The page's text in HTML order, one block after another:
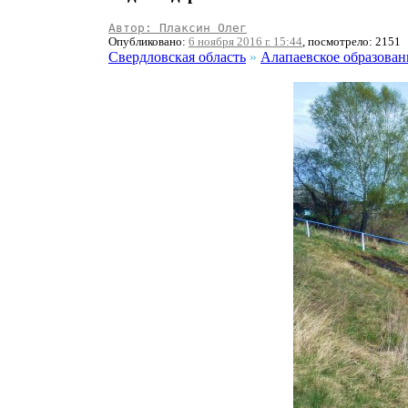
Автор: Плаксин Олег
Опубликовано: 6 ноября 2016 г. 15:44, посмотрело: 2151
Свердловская область » Алапаевское